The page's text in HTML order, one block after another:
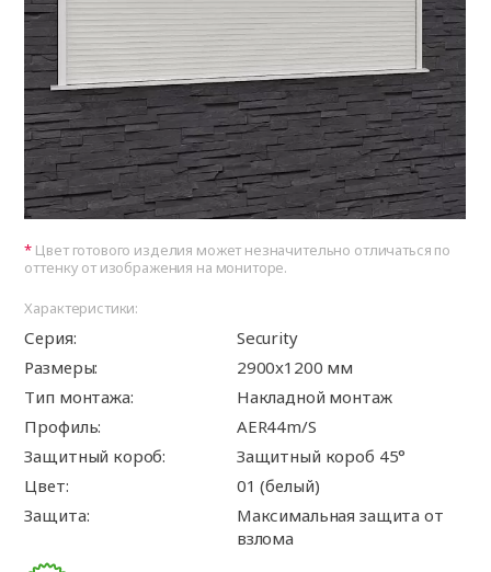
Цвет готового изделия может незначительно отличаться по
оттенку от изображения на мониторе.
Характеристики:
Серия:
Security
Размеры:
2900x1200 мм
Тип монтажа:
Накладной монтаж
Профиль:
AER44m/S
Защитный короб:
Защитный короб 45°
Цвет:
01 (белый)
Защита:
Максимальная защита от
взлома